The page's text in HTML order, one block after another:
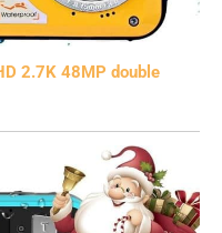
2.7K 48MP double